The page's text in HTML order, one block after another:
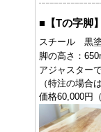
■ 【Tの字脚】
スチール 黒
脚の高さ：
アジャスター
（特注の場合
価格60,000円（